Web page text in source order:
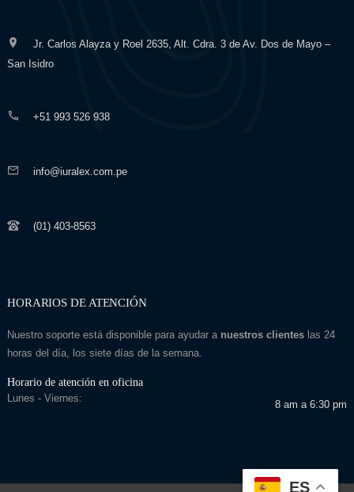
Jr. Carlos Alayza y Roel 2635, Alt. Cdra. 3 de Av. Dos de Mayo –
San Isidro
+51 993 526 938
info@iuralex.com.pe
(01) 403-8563
HORARIOS DE ATENCIÓN
Nuestro soporte está disponible para ayudar a nuestros clienteslas 24
horas del día, los siete días de la semana.
Horario de atención en oficina
Lunes - Viernes:
8 am a 6:30 pm
ES